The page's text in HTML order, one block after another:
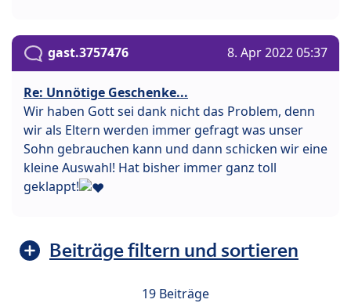
gast.3757476 8. Apr 2022 05:37
Re: Unnötige Geschenke...
Wir haben Gott sei dank nicht das Problem, denn
wir als Eltern werden immer gefragt was unser
Sohn gebrauchen kann und dann schicken wir eine
kleine Auswahl! Hat bisher immer ganz toll
geklappt!
Beiträge filtern und sortieren
19 Beiträge